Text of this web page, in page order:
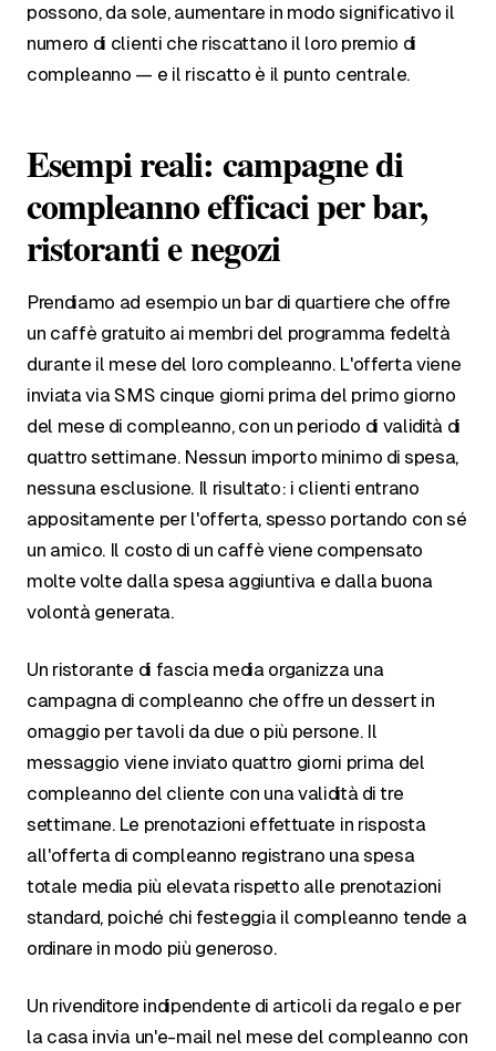
possono, da sole, aumentare in modo significativo il
numero di clienti che riscattano il loro premio di
compleanno — e il riscatto è il punto centrale.
Esempi reali: campagne di
compleanno efficaci per bar,
ristoranti e negozi
Prendiamo ad esempio un bar di quartiere che offre
un caffè gratuito ai membri del programma fedeltà
durante il mese del loro compleanno. L'offerta viene
inviata via SMS cinque giorni prima del primo giorno
del mese di compleanno, con un periodo di validità di
quattro settimane. Nessun importo minimo di spesa,
nessuna esclusione. Il risultato: i clienti entrano
appositamente per l'offerta, spesso portando con sé
un amico. Il costo di un caffè viene compensato
molte volte dalla spesa aggiuntiva e dalla buona
volontà generata.
Un ristorante di fascia media organizza una
campagna di compleanno che offre un dessert in
omaggio per tavoli da due o più persone. Il
messaggio viene inviato quattro giorni prima del
compleanno del cliente con una validità di tre
settimane. Le prenotazioni effettuate in risposta
all'offerta di compleanno registrano una spesa
totale media più elevata rispetto alle prenotazioni
standard, poiché chi festeggia il compleanno tende a
ordinare in modo più generoso.
Un rivenditore indipendente di articoli da regalo e per
la casa invia un'e-mail nel mese del compleanno con